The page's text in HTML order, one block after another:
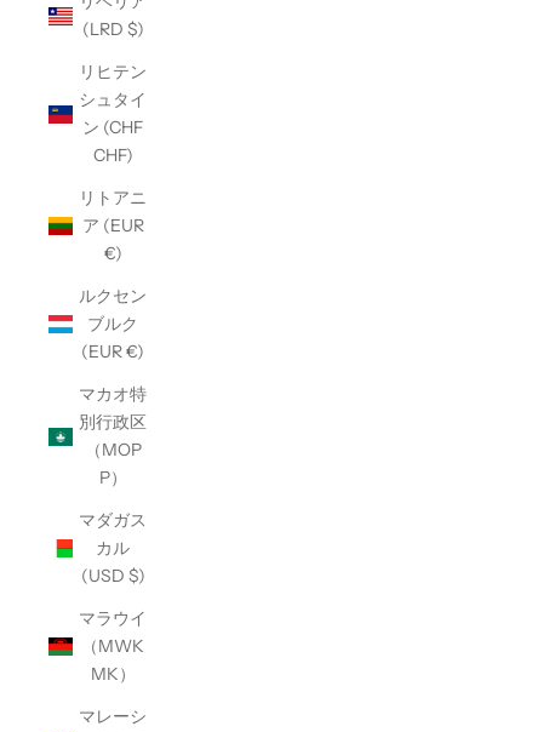
(LRD $)
リヒテン
シュタイ
ン (CHF
CHF)
リトアニ
ア (EUR
€)
ルクセン
ブルク
(EUR €)
マカオ特
別行政区
（MOP
P）
マダガス
カル
(USD $)
マラウイ
（MWK
MK）
マレーシ